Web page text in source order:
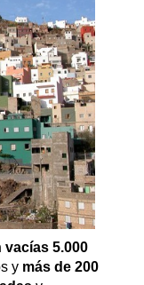
vacías 5.000
y más de 200